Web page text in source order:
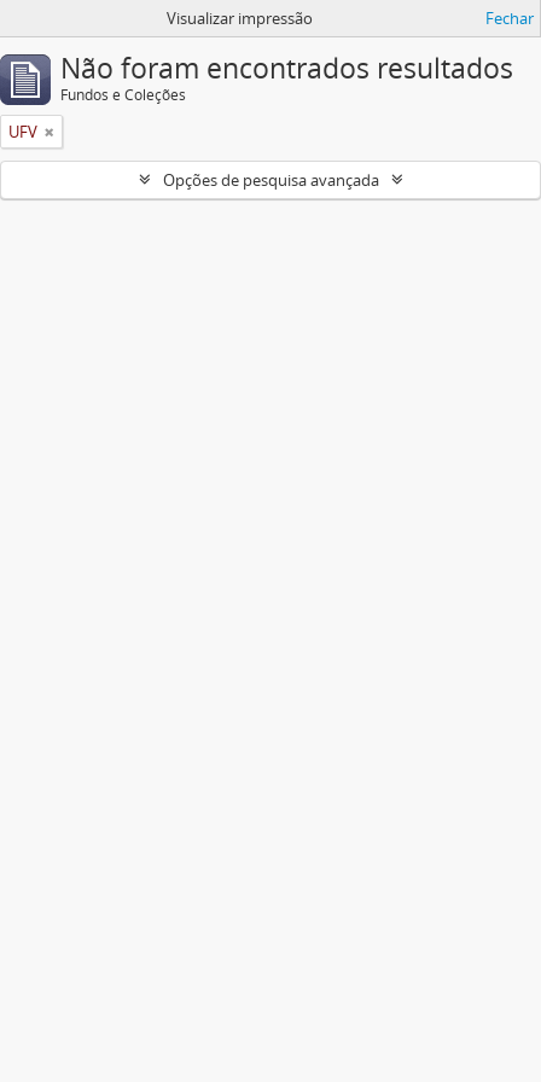
Visualizar impressão Fechar
Não foram encontrados resultados
Fundos e Coleções
UFV
Opções de pesquisa avançada